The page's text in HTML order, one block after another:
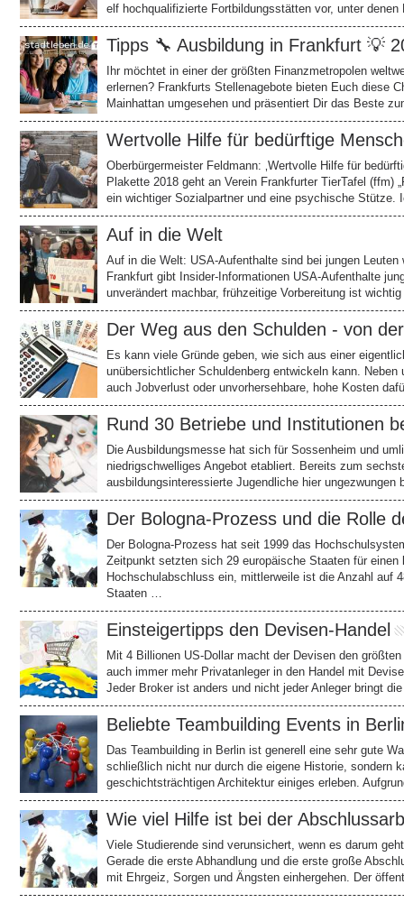
elf hochqualifizierte Fortbildungsstätten vor, unter
Tipps 🔧 Ausbildung in Frankfurt 💡
Ihr möchtet in einer der größten Finanzmetropolen
erlernen? Frankfurts Stellenagebote bieten Euch diese
Mainhattan umgesehen und präsentiert Dir das Beste
Wertvolle Hilfe für bedürftige
Oberbürgermeister Feldmann: ‚Wertvolle Hilfe für
Plakette 2018 geht an Verein Frankfurter TierTafel (ffm)
ein wichtiger Sozialpartner und eine psychische
Auf in die Welt
Auf in die Welt: USA-Aufenthalte sind bei jungen
Frankfurt gibt Insider-Informationen USA-Aufenthalte
unverändert machbar, frühzeitige Vorbereitung ist
Der Weg aus den Schulden - von
Es kann viele Gründe geben, wie sich aus einer
unübersichtlicher Schuldenberg entwickeln kann.
auch Jobverlust oder unvorhersehbare, hohe Kosten
Rund 30 Betriebe und Institutionen
Die Ausbildungsmesse hat sich für Sossenheim und
niedrigschwelliges Angebot etabliert. Bereits zum
ausbildungsinteressierte Jugendliche hier
Der Bologna-Prozess und die Rolle
Der Bologna-Prozess hat seit 1999 das
Zeitpunkt setzten sich 29 europäische Staaten für einen
Hochschulabschluss ein, mittlerweile ist die Anzahl auf
Staaten …
Einsteigertipps den Devisen-Handel
Mit 4 Billionen US-Dollar macht der Devisen den
auch immer mehr Privatanleger in den Handel mit
Jeder Broker ist anders und nicht jeder Anleger bringt
Beliebte Teambuilding Events in
Das Teambuilding in Berlin ist generell eine sehr gute
schließlich nicht nur durch die eigene Historie, sondern
geschichtsträchtigen Architektur einiges erleben.
Wie viel Hilfe ist bei der
Viele Studierende sind verunsichert, wenn es darum
Gerade die erste Abhandlung und die erste große
mit Ehrgeiz, Sorgen und Ängsten einhergehen. Der